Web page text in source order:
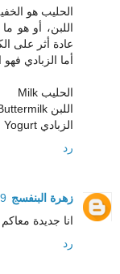
الحليب هو
اللبن، أو هو
عادة أثر على
أما الزبادي
الحليب Milk
اللبن Buttermilk
الزبادي Yogurt
رد
زهرة البنفسج 9 أبريل 2012 في 2:00 م
انا جديدة
رد